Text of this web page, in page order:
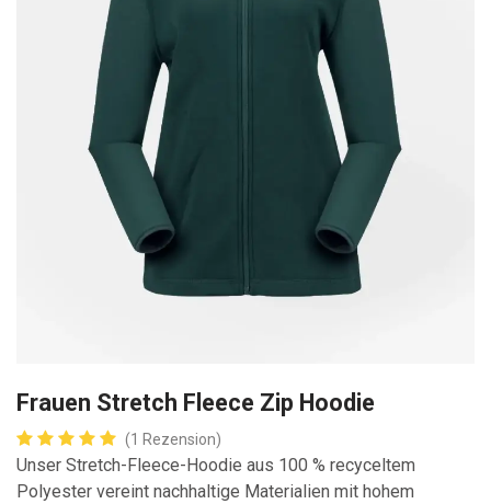
Frauen Stretch Fleece Zip Hoodie
(1 Rezension)
Unser Stretch-Fleece-Hoodie aus 100 % recyceltem
Polyester vereint nachhaltige Materialien mit hohem